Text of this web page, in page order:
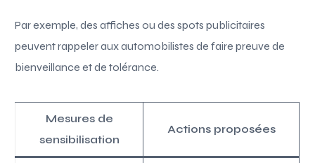
Par exemple, des affiches ou des spots publicitaires
peuvent rappeler aux automobilistes de faire preuve de
bienveillance et de tolérance.
Mesures de
sensibilisation
Actions proposées